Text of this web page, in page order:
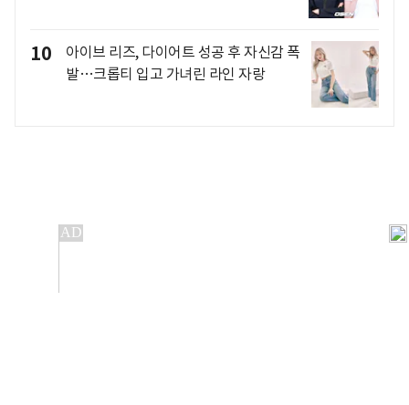
10
아이브 리즈, 다이어트 성공 후 자신감 폭
발…크롭티 입고 가녀린 라인 자랑